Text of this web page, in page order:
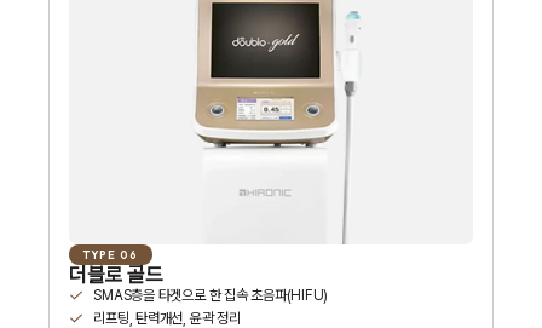
TYPE 06
더블로 골드
SMAS층을 타겟으로 한 집속 초음파(HIFU)
리프팅, 탄력개선, 윤곽 정리